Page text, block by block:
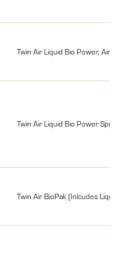
Twin Air Liquid Bio Power, Air
Twin Air Liquid Bio Power Spray,
Twin Air BioPak (Inlcudes Liquid